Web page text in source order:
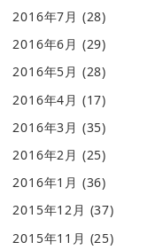
2016年7月 (28)
2016年6月 (29)
2016年5月 (28)
2016年4月 (17)
2016年3月 (35)
2016年2月 (25)
2016年1月 (36)
2015年12月 (37)
2015年11月 (25)